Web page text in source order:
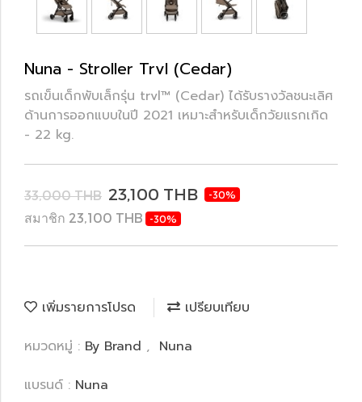
Nuna - Stroller Trvl (Cedar)
รถเข็นเด็กพับเล็กรุ่น trvl™ (Cedar) ได้รับรางวัลชนะเลิศ
ด้านการออกแบบในปี 2021 เหมาะสำหรับเด็กวัยแรกเกิด
- 22 kg.
33,000 THB 23,100 THB -30%
สมาชิก 23,100 THB -30%
เพิ่มรายการโปรด
เปรียบเทียบ
หมวดหมู่ : By Brand , Nuna
แบรนด์ : Nuna